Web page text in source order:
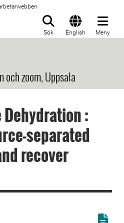
Sök English Meny
och zoom, Uppsala
:
separated
recover